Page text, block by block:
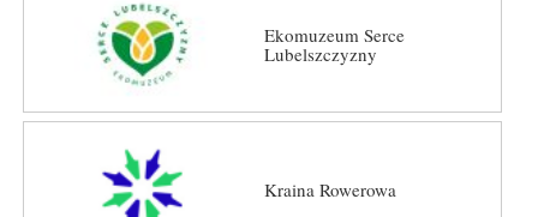
Ekomuzeum Serce
Lubelszczyzny
Kraina Rowerowa